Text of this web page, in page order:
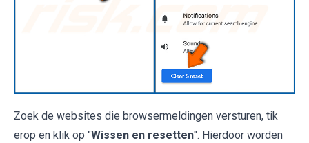
Zoek de websites die browsermeldingen versturen, tik
erop en klik op "Wissen en resetten". Hierdoor worden